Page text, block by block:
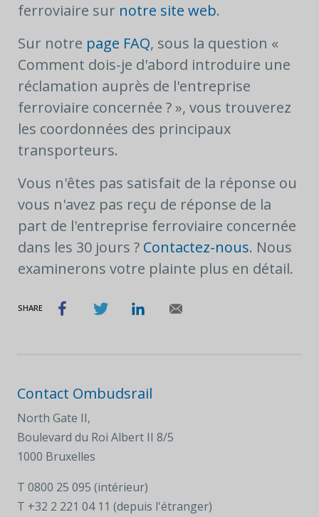
ferroviaire sur notre site web.
Sur notre page FAQ, sous la question «
Comment dois-je d'abord introduire une
réclamation auprès de l'entreprise
ferroviaire concernée ? », vous trouverez
les coordonnées des principaux
transporteurs.
Vous n'êtes pas satisfait de la réponse ou
vous n'avez pas reçu de réponse de la
part de l'entreprise ferroviaire concernée
dans les 30 jours ? Contactez-nous. Nous
examinerons votre plainte plus en détail.
SHARE
Contact Ombudsrail
North Gate II,
Boulevard du Roi Albert II 8/5
1000 Bruxelles
T 0800 25 095 (intérieur)
T +32 2 221 04 11 (depuis l'étranger)